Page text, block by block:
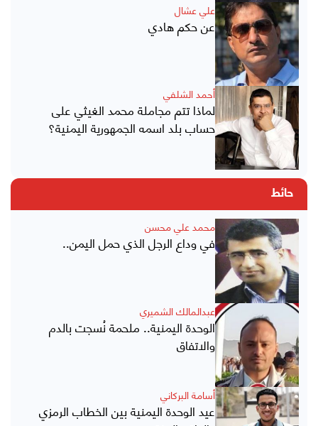
علي عشال
عن حكم هادي
أحمد الشلفي
لماذا تتم مجاملة محمد الغيثي على
حساب بلد اسمه الجمهورية اليمنية؟
حائط
محمد علي محسن
في وداع الرجل الذي حمل اليمن..
عبدالمالك الشميري
الوحدة اليمنية.. ملحمة نُسجت بالدم
والاتفاق
أسامة البركاني
عيد الوحدة اليمنية بين الخطاب الرمزي